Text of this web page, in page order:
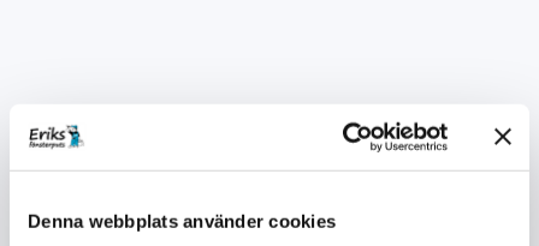
Denna webbplats använder cookies